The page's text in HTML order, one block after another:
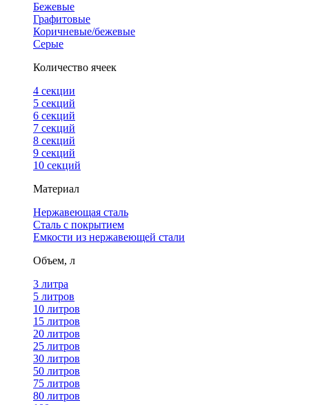
Бежевые
Графитовые
Коричневые/бежевые
Серые
Количество ячеек
4 cекции
5 секций
6 секций
7 секций
8 секций
9 секций
10 секций
Материал
Нержавеющая сталь
Сталь с покрытием
Емкости из нержавеющей стали
Объем, л
3 литра
5 литров
10 литров
15 литров
20 литров
25 литров
30 литров
50 литров
75 литров
80 литров